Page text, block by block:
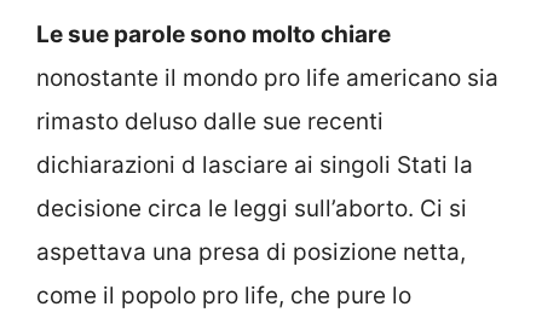
Le sue parole sono molto chiare
nonostante il mondo pro life americano sia
rimasto deluso dalle sue recenti
dichiarazioni d lasciare ai singoli Stati la
decisione circa le leggi sull’aborto. Ci si
aspettava una presa di posizione netta,
come il popolo pro life, che pure lo